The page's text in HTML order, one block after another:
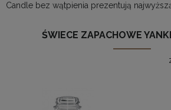
Candle bez wątpienia prezentują
ŚWIECE ZAPACHOWE